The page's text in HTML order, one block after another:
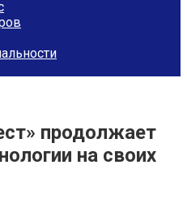
продолжает
на своих